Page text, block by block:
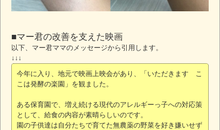
■マー君の改善を支えた映画
以下、マー君ママのメッセージから引用します。
↓↓↓
今年に入り、地元で映画上映会があり、「いただきます こ
こは発酵の楽園」を観ました。
ある保育園で、増え続ける現代のアレルギーっ子への対応策
として、給食の内容が素晴らしいのです。
園の子供達は自分たちで育てた無農薬の野菜を好き嫌いせず